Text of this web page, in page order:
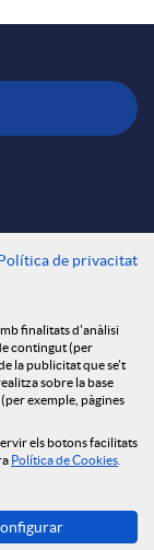
de privacitat
finalitats d'anàlisi
contingut (per
la publicitat que se't
sobre la base
exemple, pàgines
els botons facilitats
Política de Cookies